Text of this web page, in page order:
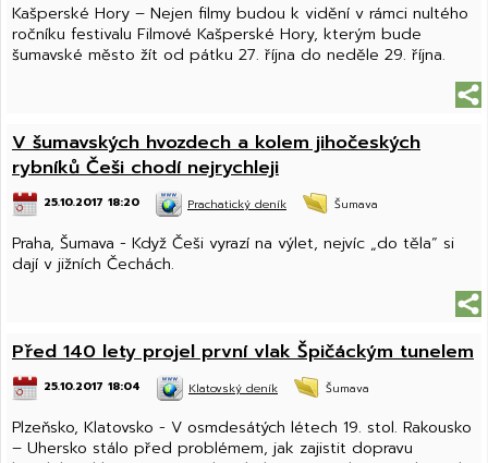
Kašperské Hory – Nejen filmy budou k vidění v rámci nultého
ročníku festivalu Filmové Kašperské Hory, kterým bude
šumavské město žít od pátku 27. října do neděle 29. října.
V šumavských hvozdech a kolem jihočeských
rybníků Češi chodí nejrychleji
25.10.2017 18:20 Prachatický deník Šumava
Praha, Šumava - Když Češi vyrazí na výlet, nejvíc „do těla“ si
dají v jižních Čechách.
Před 140 lety projel první vlak Špičáckým tunelem
25.10.2017 18:04 Klatovský deník Šumava
Plzeňsko, Klatovsko - V osmdesátých létech 19. stol. Rakousko
– Uhersko stálo před problémem, jak zajistit dopravu